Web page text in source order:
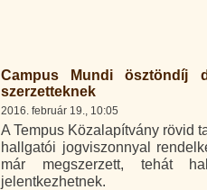
Campus Mundi ösztöndíj
szerzetteknek
2016. február 19., 10:05
A Tempus Közalapítvány rövid
hallgatói jogviszonnyal
már megszerzett, tehát
jelentkezhetnek.